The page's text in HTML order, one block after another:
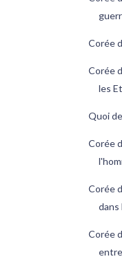
Corée
Corée
les
Quoi
Corée
Corée
dans
Corée